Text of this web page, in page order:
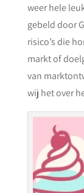
weer hele
gebeld door
risico’s die
markt of
van
wij het over